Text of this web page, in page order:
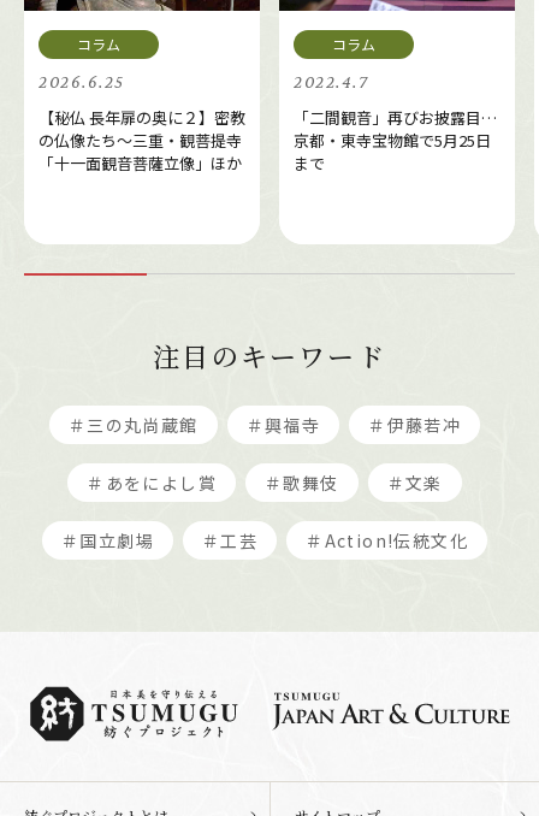
2026.6.25
【秘仏 長年扉の奥に２】密教
の仏像たち～三重・観菩提寺
「十一面観音菩薩立像」ほか
2022.4.7
「二間観音」再びお披露目…
京都・東寺宝物館で5月25日
まで
注目のキーワード
＃三の丸尚蔵館 ＃興福寺 ＃伊藤若冲
＃あをによし賞 ＃歌舞伎 ＃文楽
＃国立劇場 ＃工芸 ＃Action!伝統文化